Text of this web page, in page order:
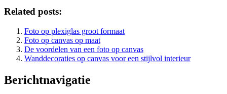
Related posts:
Foto op plexiglas groot formaat
Foto op canvas op maat
De voordelen van een foto op canvas
Wanddecoraties op canvas voor een stijlvol interieur
Berichtnavigatie